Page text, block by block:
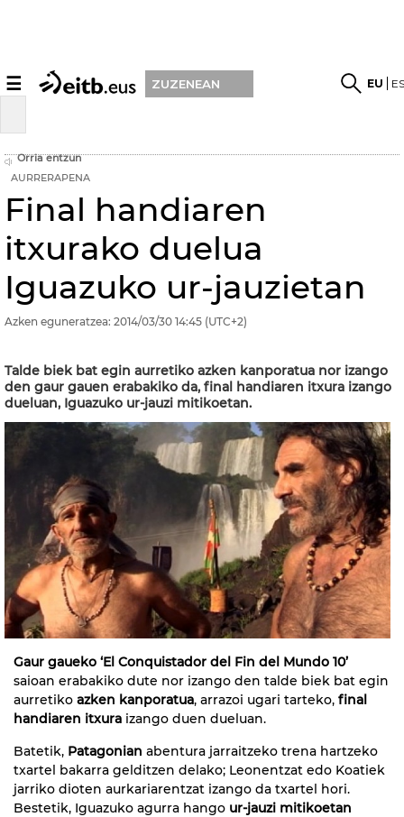
☰ ZUZENEAN EU
Orria entzun
AURRERAPENA
Final handiaren
itxurako duelua
Iguazuko ur-jauzietan
Azken eguneratzea: 2014/03/30 14:45 (UTC+2)
Talde biek bat egin aurretiko azken kanporatua nor izango
den gaur gauen erabakiko da, final handiaren itxura izango
dueluan, Iguazuko ur-jauzi mitikoetan.
Gaur gaueko ‘El Conquistador del Fin del Mundo 10’
saioan erabakiko dute nor izango den talde biek bat egin
aurretiko azken kanporatua, arrazoi ugari tarteko, final
handiaren itxura izango duen dueluan.
Batetik, Patagonian abentura jarraitzeko trena hartzeko
txartel bakarra gelditzen delako; Leonentzat edo Koatiek
jarriko dioten aurkariarentzat izango da txartel hori.
Bestetik, Iguazuko agurra hango ur-jauzi mitikoetan